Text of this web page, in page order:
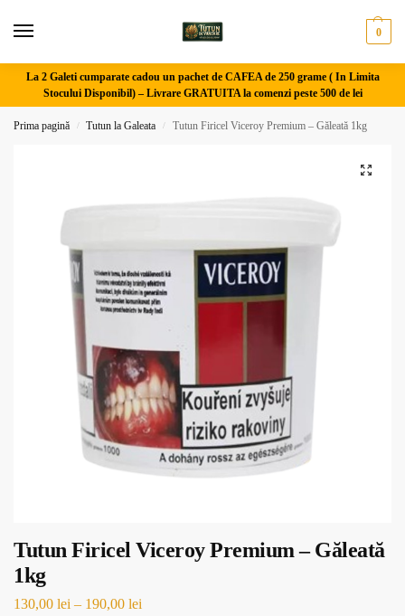
0
La 2 Galeti cumparate cadou un pachet de CAFEA de 250 grame ( In Limita
Stocului Disponibil) – Livrare GRATUITA la comenzi peste 500 de lei
Prima pagină / Tutun la Galeata / Tutun Firicel Viceroy Premium – Găleată 1kg
Tutun Firicel Viceroy Premium – Găleată
1kg
130,00 lei – 190,00 lei